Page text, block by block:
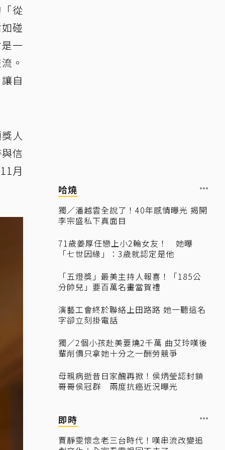
從
碰
一
。
自
人
信
月
哈燒
獨／潘越雲全說了！40年感情曝光 揭開
李宗盛私下真面目
71歲姜厚任戀上小2輪女友！ 她曝
「七世因緣」：3歲就認定是他
「五燈獎」最美主持人報喜！「185公
分帥兒」要百萬名畫當賀禮
演藝工會終於聯絡上田路路 她一聽這名
字卻立刻掛電話
獨／2個小孩赴美要燒2千萬 曲艾玲嘆後
輩削價只拿她十分之一酬勞競爭
母親病逝昔日家醜再掀！侯炳瑩認封鎖
哥哥侯冠群 兩度抗癌近況曝光
即時
賈靜雯懷念老三台時代！嘆串流改變追